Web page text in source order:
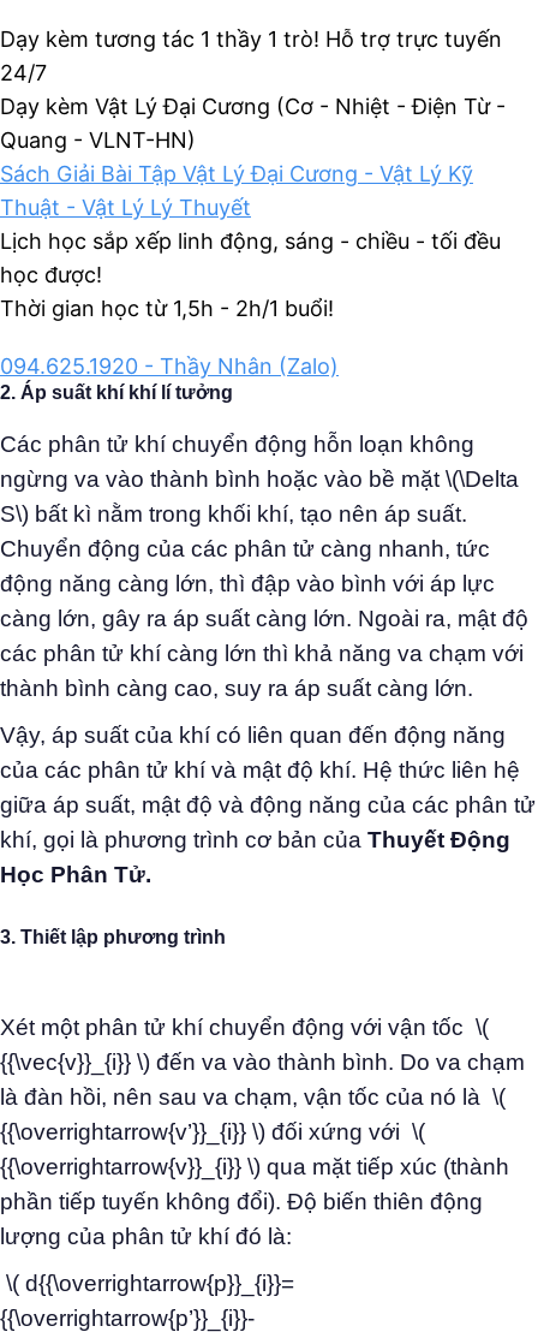
Dạy kèm tương tác 1 thầy 1 trò! Hỗ trợ trực tuyến
24/7
Dạy kèm Vật Lý Đại Cương (Cơ - Nhiệt - Điện Từ -
Quang - VLNT-HN)
Sách Giải Bài Tập Vật Lý Đại Cương - Vật Lý Kỹ
Thuật - Vật Lý Lý Thuyết
Lịch học sắp xếp linh động, sáng - chiều - tối đều
học được!
Thời gian học từ 1,5h - 2h/1 buổi!
094.625.1920 - Thầy Nhân (Zalo)
2. Áp suất khí khí lí tưởng
Các phân tử khí chuyển động hỗn loạn không
ngừng va vào thành bình hoặc vào bề mặt \(\Delta
S\) bất kì nằm trong khối khí, tạo nên áp suất.
Chuyển động của các phân tử càng nhanh, tức
động năng càng lớn, thì đập vào bình với áp lực
càng lớn, gây ra áp suất càng lớn. Ngoài ra, mật độ
các phân tử khí càng lớn thì khả năng va chạm với
thành bình càng cao, suy ra áp suất càng lớn.
Vậy, áp suất của khí có liên quan đến động năng
của các phân tử khí và mật độ khí. Hệ thức liên hệ
giữa áp suất, mật độ và động năng của các phân tử
khí, gọi là phương trình cơ bản của Thuyết Động
Học Phân Tử.
3. Thiết lập phương trình
Xét một phân tử khí chuyển động với vận tốc \(
{{\vec{v}}_{i}} \) đến va vào thành bình. Do va chạm
là đàn hồi, nên sau va chạm, vận tốc của nó là \(
{{\overrightarrow{v’}}_{i}} \) đối xứng với \(
{{\overrightarrow{v}}_{i}} \) qua mặt tiếp xúc (thành
phần tiếp tuyến không đổi). Độ biến thiên động
lượng của phân tử khí đó là:
\( d{{\overrightarrow{p}}_{i}}=
{{\overrightarrow{p’}}_{i}}-